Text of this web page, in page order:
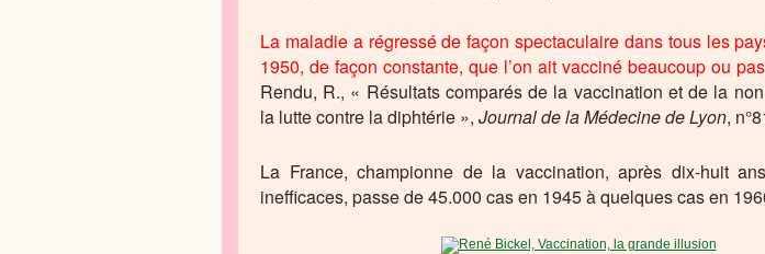
La maladie a régressé de façon spectaculaire dans tous les
1950, de façon constante, que l’on ait vacciné beaucoup ou
Rendu, R., « Résultats comparés de la vaccination et de la
la lutte contre la diphtérie », Journal de la Médecine de Lyon,
La France, championne de la vaccination, après dix-huit
inefficaces, passe de 45.000 cas en 1945 à quelques cas en